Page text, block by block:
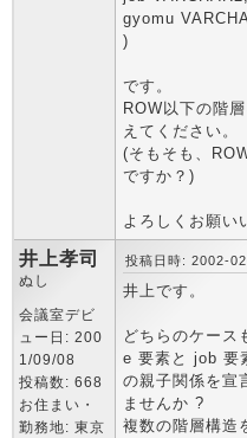
gyomu
)
です。
ROW以下の階
えてください。
(そもそも、
ですか？)
よろしくお願い
井上孝司
ぬし
会議室デビ
ュー日: 200
1/09/08
投稿数: 668
お住まい・
勤務地: 東京
投稿日時: 2002-
井上です。
どちらのケース
e 要素と job 要
の親子関係を宣
ませんか ?
複数の階層構造